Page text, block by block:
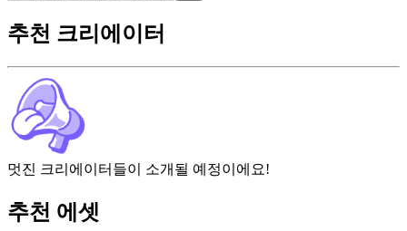
추천 크리에이터
멋진 크리에이터들이 소개될 예정이에요!
추천 에셋